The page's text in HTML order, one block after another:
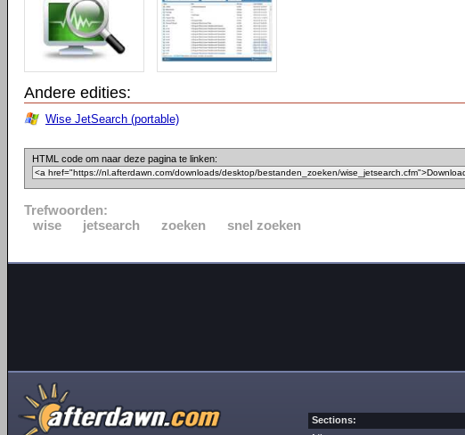
Andere edities:
Wise JetSearch (portable)
HTML code om naar deze pagina te linken:
Trefwoorden:
wise
jetsearch zoeken snel zoeken
Sections: